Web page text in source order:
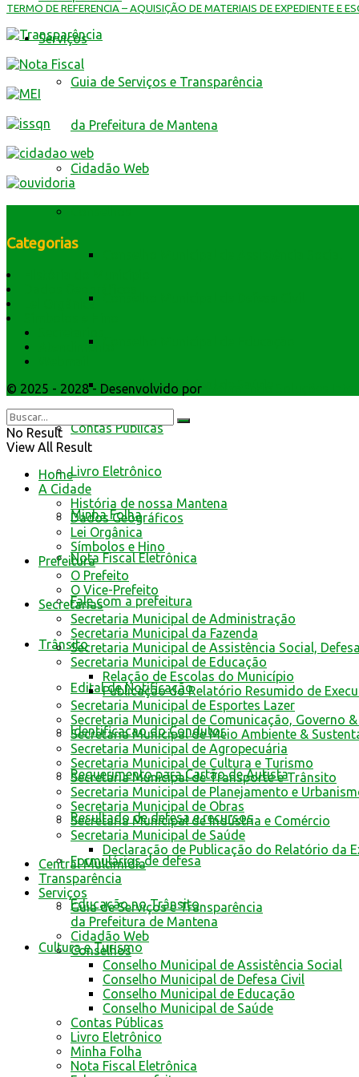
Serviços
Guia de Serviços e Transparência
da Prefeitura de Mantena
Cidadão Web
Conselho Municipal de Saúde
Contas Públicas
Livro Eletrônico
Minha Folha
Nota Fiscal Eletrônica
Fale com a prefeitura
Trânsito
Edital de Notificação
Identificacao do Condutor
Requerimento para Cartão de Autista
Resultado de defesa e recursos
Formulários de defesa
Educação no Trânsito
Cultura e Turismo
TERMO DE REFERENCIA – AQUISIÇÃO DE MATERIAIS DE EXPEDIENTE E
Categorias
Lei Orgânica
Atendimento
© 2025 - 2028 - Desenvolvido por
No Result
View All Result
Home
A Cidade
História de nossa Mantena
Dados Geográficos
Lei Orgânica
Símbolos e Hino
Prefeitura
O Prefeito
O Vice-Prefeito
Secretarias
Secretaria Municipal de Administração
Secretaria Municipal da Fazenda
Secretaria Municipal de Assistência Social,
Secretaria Municipal de Educação
Relação de Escolas do Município
Publicação do Relatório Resumido de
Secretaria Municipal de Esportes Lazer
Secretaria Municipal de Comunicação, Governo
Secretaria Municipal de Meio Ambiente &
Secretaria Municipal de Agropecuária
Secretaria Municipal de Cultura e Turismo
Secretaria Municipal de Transporte e Trânsito
Secretaria Municipal de Planejamento e
Secretaria Municipal de Obras
Secretaria Municipal de Indústria e Comércio
Secretaria Municipal de Saúde
Declaração de Publicação do Relatório da
Central Multimídia
Transparência
Serviços
Guia de Serviços e Transparência
da Prefeitura de Mantena
Cidadão Web
Conselhos
Conselho Municipal de Assistência Social
Conselho Municipal de Defesa Civil
Conselho Municipal de Educação
Conselho Municipal de Saúde
Contas Públicas
Livro Eletrônico
Minha Folha
Nota Fiscal Eletrônica